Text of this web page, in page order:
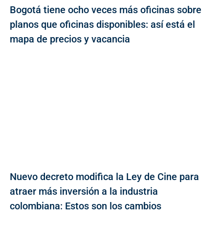
Bogotá tiene ocho veces más oficinas sobre
planos que oficinas disponibles: así está el
mapa de precios y vacancia
Nuevo decreto modifica la Ley de Cine para
atraer más inversión a la industria
colombiana: Estos son los cambios